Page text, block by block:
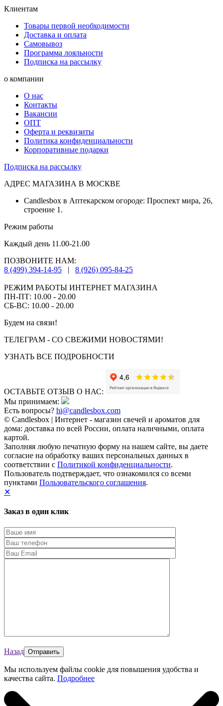
Клиентам
Товары первой необходимости
Доставка и оплата
Самовывоз
Программа лояльности
Подписка на рассылку
о компании
О нас
Контакты
Вакансии
ОПТ
Оферта и реквизиты
Политика конфиденциальности
Корпоративные подарки
Подписка на рассылку
АДРЕС МАГАЗИНА В МОСКВЕ
Candlesbox в Аптекарском огороде: Проспект мира, 26,
строение 1.
Режим работы
Каждый день 11.00-21.00
ПОЗВОНИТЕ НАМ:
8 (499) 394-14-95
| 8 (926) 095-84-25
РЕЖИМ РАБОТЫ ИНТЕРНЕТ МАГАЗИНА
ПН-ПТ: 10.00 - 20.00
СБ-ВС: 10.00 - 20.00
Будем на связи!
ТЕЛЕГРАМ - СО СВЕЖИМИ НОВОСТЯМИ!
УЗНАТЬ ВСЕ ПОДРОБНОСТИ
ОСТАВЬТЕ ОТЗЫВ О НАС:
Мы принимаем:
Есть вопросы? hi@candlesbox.com
© Candlesbox | Интернет - магазин свечей и ароматов для
дома: доставка по всей России, оплата наличными, оплата
картой.
Заполняя любую печатную форму на нашем сайте, вы даете
согласие на обработку ваших персональных данных в
соответствии с Политикой конфиденциальности.
Пользователь подтверждает, что ознакомился со всеми
пунктами Пользовательского соглашения.
✕
Заказ в один клик
Назад
Мы используем файлы cookie для повышения удобства и
качества сайта. Подробнее